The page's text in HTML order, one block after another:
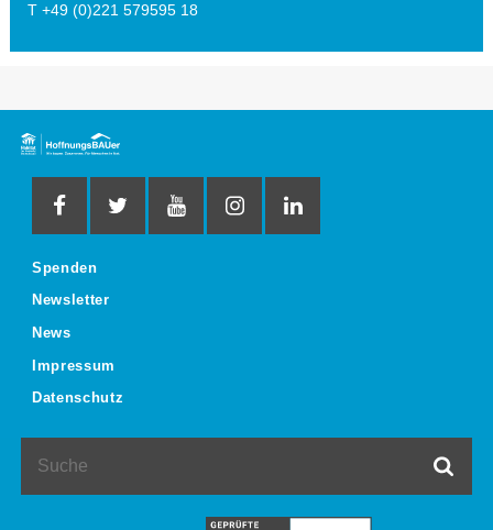
T +49 (0)221 579595 18
Spenden
Newsletter
News
Impressum
Datenschutz